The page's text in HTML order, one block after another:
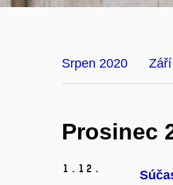
Srpen 2020 Září
Prosinec
1. 12.